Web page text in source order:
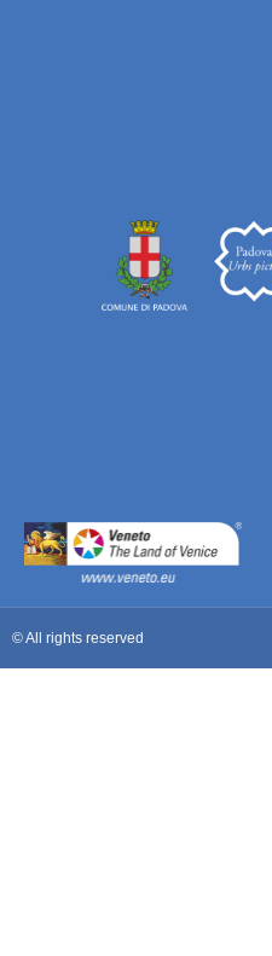
© All rights reserved